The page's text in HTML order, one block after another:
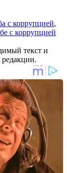
с коррупцией,
с коррупцией
текст и